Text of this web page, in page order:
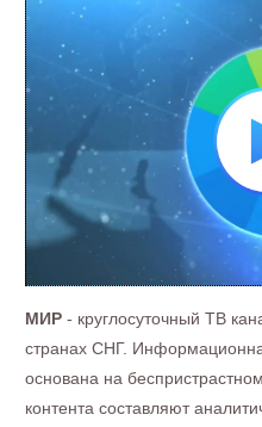
МИР - круглосуточный ТВ
странах СНГ.
основана на
контента составляют